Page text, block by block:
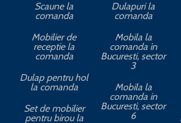
Scaune la
comanda
Mobilier de
receptie la
comanda
Dulap pentru hol
la comanda
Set de mobilier
pentru birou la
Dulapuri la
comanda
Mobila la
comanda in
Bucuresti, sector
3
Mobila la
comanda in
Bucuresti, sector
6